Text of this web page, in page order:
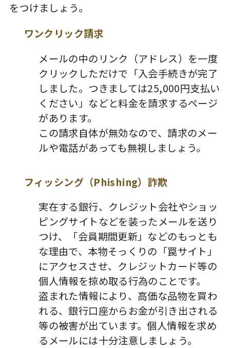
をつけましょう。
ワンクリック請求
メールの中のリンク（アドレス）を一度
クリックしただけで「入会手続きが完了
しました。つきましては25,000円支払い
ください」などと料金を請求するページ
があります。
この請求自体が無効なので、請求のメー
ルや電話があっても無視しましょう。
フィッシング（Phishing）詐欺
実在する銀行、クレジット会社やショッ
ピングサイトなどを装ったメールを送り
つけ、「会員期間更新」などのもっとも
な理由で、本物そっくりの「罠サイト」
にアクセスさせ、クレジットカード等の
個人情報を掠め取る行為のことです。
盗まれた情報により、高価な品物を買わ
れる、銀行口座からお金が引き出される
等の被害が出ています。個人情報を求め
るメールには十分注意しましょう。